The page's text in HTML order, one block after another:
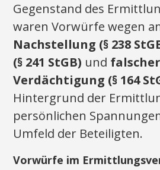
Gegenstand des
waren Vorwürfe wegen
Nachstellung (§ 238
(§ 241 StGB) und falscher
Verdächtigung (§ 164
Hintergrund der
persönlichen
Umfeld der Beteiligten.
Vorwürfe im